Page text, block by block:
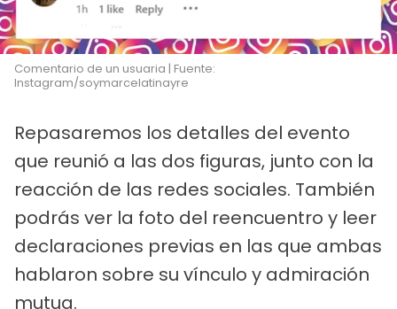
Comentario de un usuaria | Fuente:
Instagram/soymarcelatinayre
Repasaremos los detalles del evento
que reunió a las dos figuras, junto con la
reacción de las redes sociales. También
podrás ver la foto del reencuentro y leer
declaraciones previas en las que ambas
hablaron sobre su vínculo y admiración
mutua.